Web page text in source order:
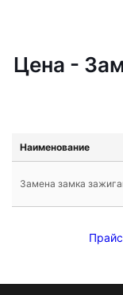
Цена -
Наименование
Замена замка